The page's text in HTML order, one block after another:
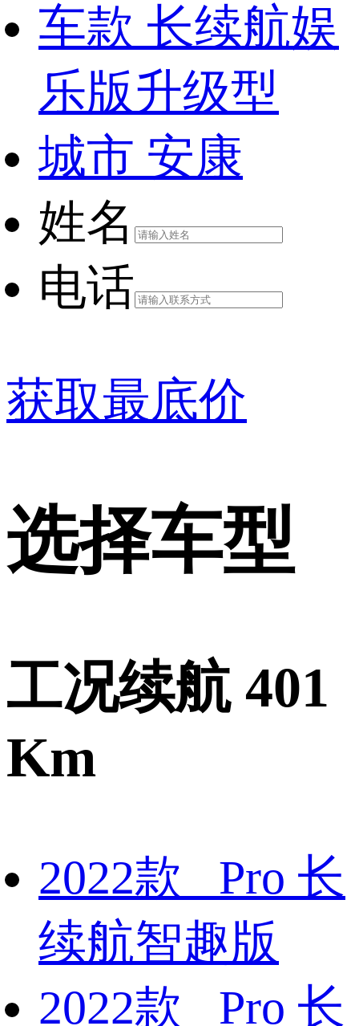
车款 长续航娱
乐版升级型
城市 安康
姓名
电话
获取最底价
选择车型
工况续航 401
Km
2022款 Pro 长
续航智趣版
2022款 Pro 长